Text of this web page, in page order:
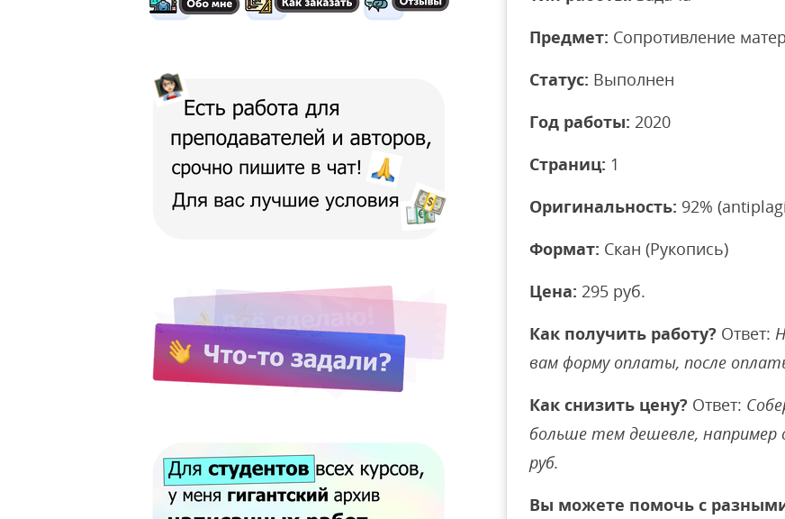
Предмет: Сопротивление
Статус: Выполнен
Год работы: 2020
Страниц: 1
Оригинальность: 92%
Формат: Скан (Рукопись)
Цена: 295 руб.
Как получить работу? Ответ:
вам форму оплаты, после
Как снизить цену? Ответ:
больше тем дешевле, например
руб.
Вы можете помочь с